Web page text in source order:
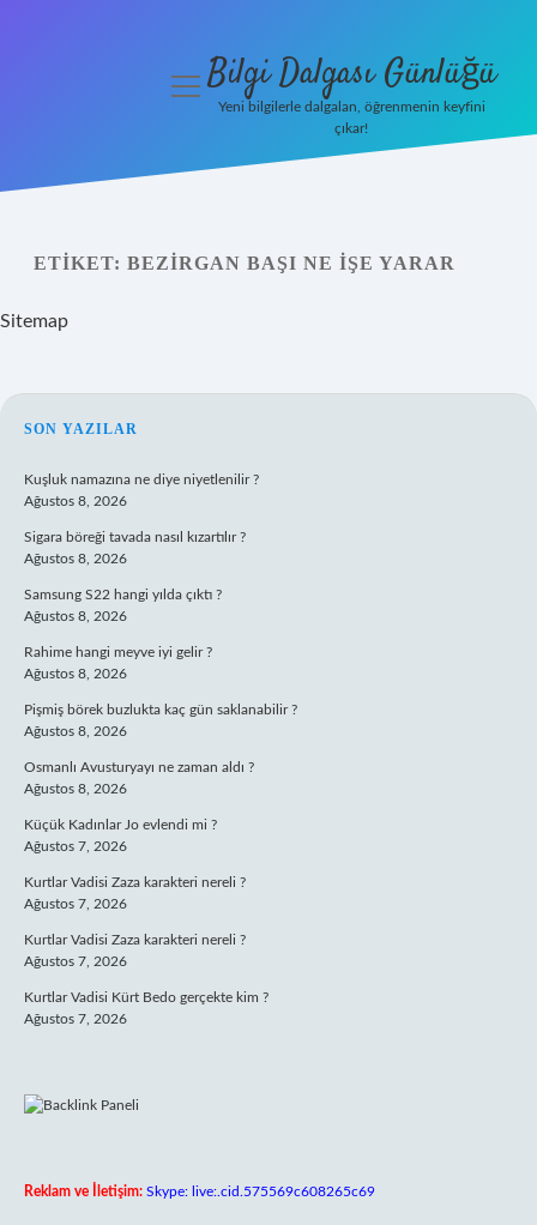
menüyüBilgi Dalgası Günlüğü
Yeni bilgilerle dalgalan, öğrenmenin keyfini
çıkar!
ETIKET: BEZIRGAN BAŞI NE IŞE YARAR
Sitemap
SIDEBAR
SON YAZILAR
Kuşluk namazına ne diye niyetlenilir ?
Ağustos 8, 2026
Sigara böreği tavada nasıl kızartılır ?
Ağustos 8, 2026
Samsung S22 hangi yılda çıktı ?
Ağustos 8, 2026
Rahime hangi meyve iyi gelir ?
Ağustos 8, 2026
Pişmiş börek buzlukta kaç gün saklanabilir ?
Ağustos 8, 2026
Osmanlı Avusturyayı ne zaman aldı ?
Ağustos 8, 2026
Küçük Kadınlar Jo evlendi mi ?
Ağustos 7, 2026
Kurtlar Vadisi Zaza karakteri nereli ?
Ağustos 7, 2026
Kurtlar Vadisi Zaza karakteri nereli ?
Ağustos 7, 2026
Kurtlar Vadisi Kürt Bedo gerçekte kim ?
Ağustos 7, 2026
Reklam ve İletişim: Skype: live:.cid.575569c608265c69